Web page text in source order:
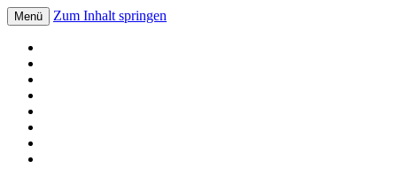
Volksschule Bad Blumau
Menü Zum Inhalt springen